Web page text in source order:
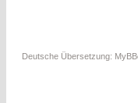
Deutsche Übersetzung: